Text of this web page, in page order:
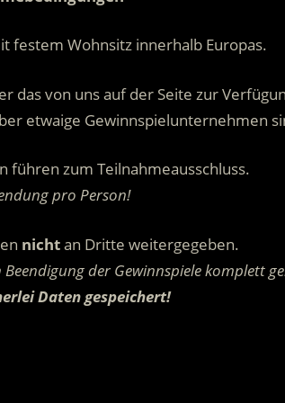
festem Wohnsitz innerhalb Europas.
das von uns auf der Seite zur
etwaige Gewinnspielunternehmen
führen zum Teilnahmeausschluss.
pro Person!
nichtan Dritte weitergegeben.
der Gewinnspiele komplett
Daten gespeichert!